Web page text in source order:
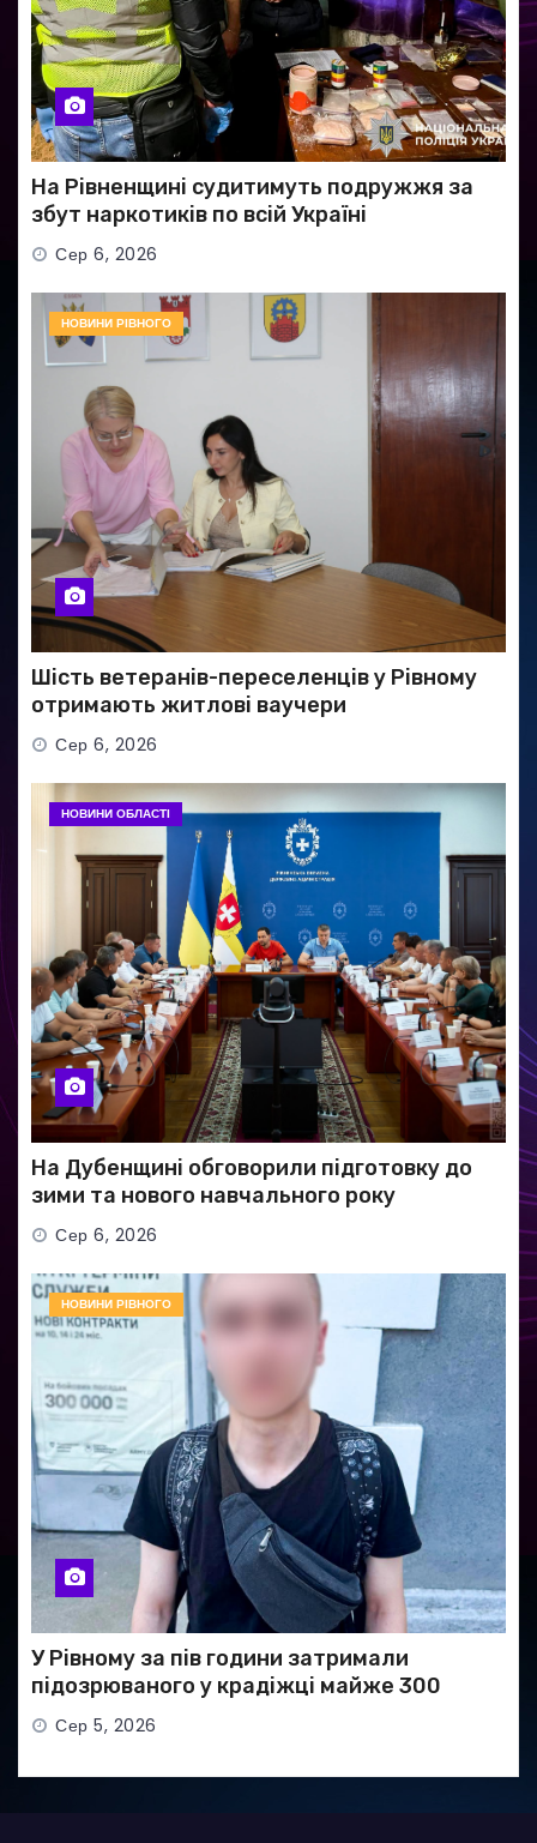
На Рівненщині судитимуть подружжя за
збут наркотиків по всій Україні
Сер 6, 2026
НОВИНИ РІВНОГО
Шість ветеранів-переселенців у Рівному
отримають житлові ваучери
Сер 6, 2026
НОВИНИ ОБЛАСТІ
На Дубенщині обговорили підготовку до
зими та нового навчального року
Сер 6, 2026
НОВИНИ РІВНОГО
У Рівному за пів години затримали
підозрюваного у крадіжці майже 300
тисяч гривень
Сер 5, 2026